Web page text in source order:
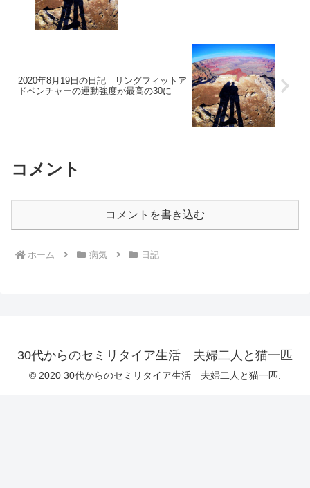
2020年8月19日の日記 リングフィットア
ドベンチャーの運動強度が最高の30に
コメント
コメントを書き込む
ホーム 病気 日記
30代からのセミリタイア生活 夫婦二人と猫一匹
© 2020 30代からのセミリタイア生活 夫婦二人と猫一匹.